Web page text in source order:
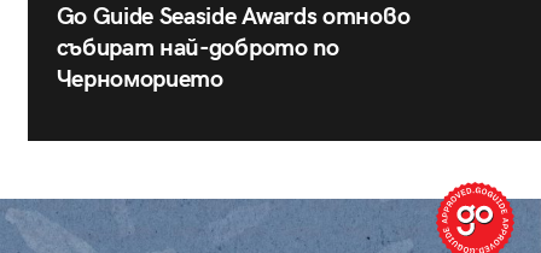
Go Guide Seaside Awards отново
събират най-доброто по
Черноморието